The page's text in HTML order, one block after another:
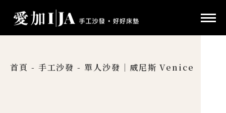
首頁 - 手工沙發 -單人沙發｜威尼斯 Venice